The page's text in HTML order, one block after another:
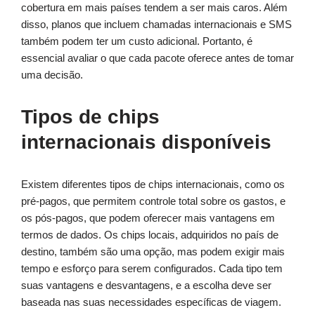
cobertura em mais países tendem a ser mais caros. Além
disso, planos que incluem chamadas internacionais e SMS
também podem ter um custo adicional. Portanto, é
essencial avaliar o que cada pacote oferece antes de tomar
uma decisão.
Tipos de chips
internacionais disponíveis
Existem diferentes tipos de chips internacionais, como os
pré-pagos, que permitem controle total sobre os gastos, e
os pós-pagos, que podem oferecer mais vantagens em
termos de dados. Os chips locais, adquiridos no país de
destino, também são uma opção, mas podem exigir mais
tempo e esforço para serem configurados. Cada tipo tem
suas vantagens e desvantagens, e a escolha deve ser
baseada nas suas necessidades específicas de viagem.